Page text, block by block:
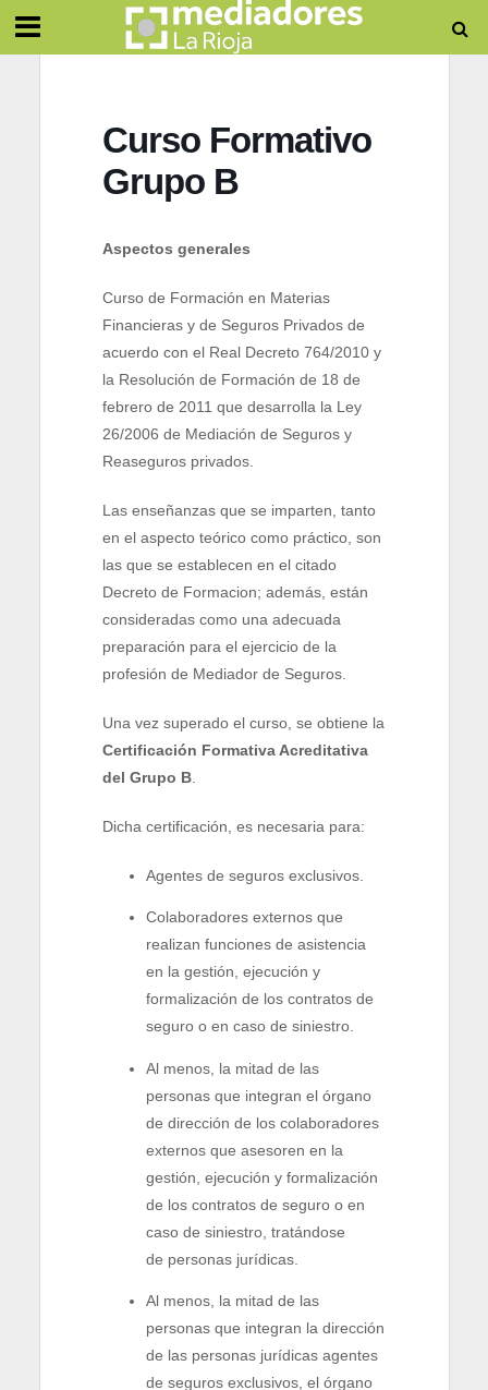
Curso Formativo
Grupo B
Aspectos generales
Curso de Formación en Materias
Financieras y de Seguros Privados de
acuerdo con el Real Decreto 764/2010 y
la Resolución de Formación de 18 de
febrero de 2011 que desarrolla la Ley
26/2006 de Mediación de Seguros y
Reaseguros privados.
Las enseñanzas que se imparten, tanto
en el aspecto teórico como práctico, son
las que se establecen en el citado
Decreto de Formacion; además, están
consideradas como una adecuada
preparación para el ejercicio de la
profesión de Mediador de Seguros.
Una vez superado el curso, se obtiene la
Certificación Formativa Acreditativa
del Grupo B
Dicha certificación, es necesaria para:
Agentes de seguros exclusivos.
Colaboradores externos que
realizan funciones de asistencia
en la gestión, ejecución y
formalización de los contratos de
seguro o en caso de siniestro.
Al menos, la mitad de las
personas que integran el órgano
de dirección de los colaboradores
externos que asesoren en la
gestión, ejecución y formalización
de los contratos de seguro o en
caso de siniestro, tratándose
de personas jurídicas.
Al menos, la mitad de las
personas que integran la dirección
de las personas jurídicas agentes
de seguros exclusivos, el órgano